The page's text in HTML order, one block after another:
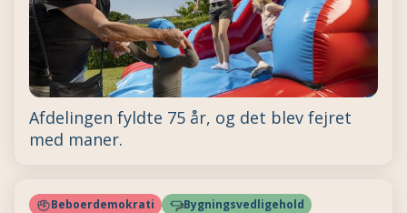
Afdelingen fyldte 75 år, og det blev fejret
med maner.
Beboerdemokrati
Bygningsvedligehold